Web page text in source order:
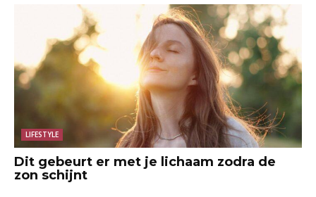
LIFESTYLE
Dit gebeurt er met je lichaam zodra de
zon schijnt